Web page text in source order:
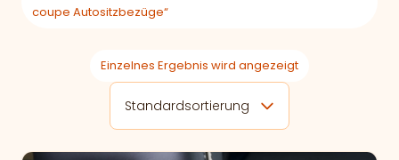
coupe Autositzbezüge“
Einzelnes Ergebnis wird angezeigt
Standardsortierung